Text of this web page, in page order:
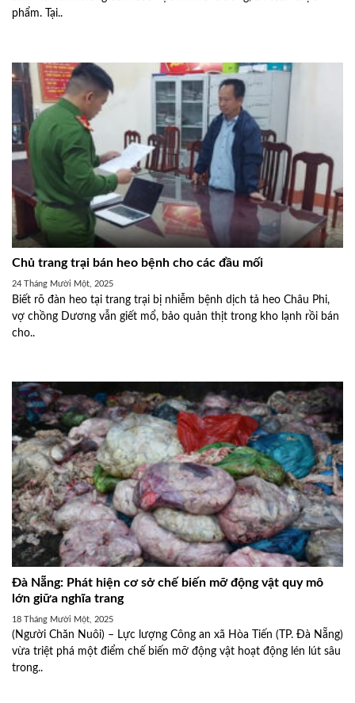
phẩm. Tại..
Chủ trang trại bán heo bệnh cho các đầu mối
24 Tháng Mười Một, 2025
Biết rõ đàn heo tại trang trại bị nhiễm bệnh dịch tả heo Châu Phi,
vợ chồng Dương vẫn giết mổ, bảo quản thịt trong kho lạnh rồi bán
cho..
Đà Nẵng: Phát hiện cơ sở chế biến mỡ động vật quy mô
lớn giữa nghĩa trang
18 Tháng Mười Một, 2025
(Người Chăn Nuôi) – Lực lượng Công an xã Hòa Tiến (TP. Đà Nẵng)
vừa triệt phá một điểm chế biến mỡ động vật hoạt động lén lút sâu
trong..